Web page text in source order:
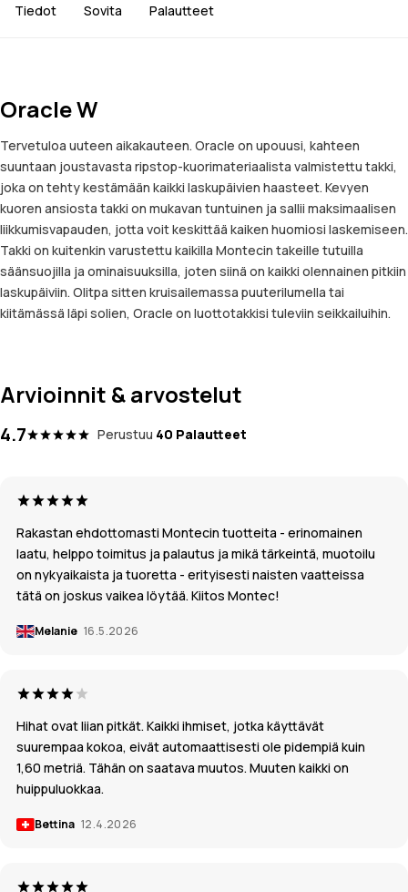
Tiedot Sovita Palautteet
Oracle W
Tervetuloa uuteen aikakauteen. Oracle on upouusi, kahteen
suuntaan joustavasta ripstop-kuorimateriaalista valmistettu takki,
joka on tehty kestämään kaikki laskupäivien haasteet. Kevyen
kuoren ansiosta takki on mukavan tuntuinen ja sallii maksimaalisen
liikkumisvapauden, jotta voit keskittää kaiken huomiosi laskemiseen.
Takki on kuitenkin varustettu kaikilla Montecin takeille tutuilla
säänsuojilla ja ominaisuuksilla, joten siinä on kaikki olennainen pitkiin
laskupäiviin. Olitpa sitten kruisailemassa puuterilumella tai
kiitämässä läpi solien, Oracle on luottotakkisi tuleviin seikkailuihin.
Arvioinnit & arvostelut
4.7 Perustuu 40 Palautteet
Rakastan ehdottomasti Montecin tuotteita - erinomainen
laatu, helppo toimitus ja palautus ja mikä tärkeintä, muotoilu
on nykyaikaista ja tuoretta - erityisesti naisten vaatteissa
tätä on joskus vaikea löytää. Kiitos Montec!
Melanie 16.5.2026
Hihat ovat liian pitkät. Kaikki ihmiset, jotka käyttävät
suurempaa kokoa, eivät automaattisesti ole pidempiä kuin
1,60 metriä. Tähän on saatava muutos. Muuten kaikki on
huippuluokkaa.
Bettina 12.4.2026